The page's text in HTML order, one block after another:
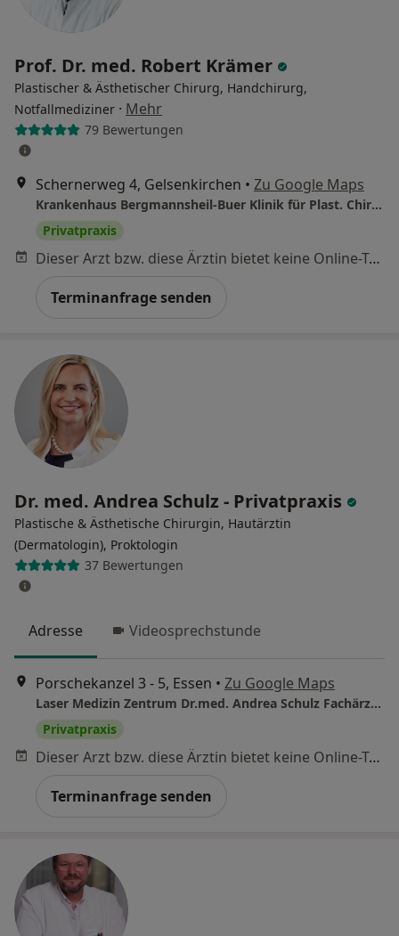
Prof. Dr. med. Robert Krämer
Plastischer & Ästhetischer Chirurg, Handchirurg,
Notfallmediziner · Mehr
79 Bewertungen
Schernerweg 4, Gelsenkirchen • Zu Google Maps
Krankenhaus Bergmannsheil-Buer Klinik für Plast. Chirurgie und Handchirurgie
Privatpraxis
Dieser Arzt bzw. diese Ärztin bietet keine Online-Terminbuchung an diesem Standort an.
Terminanfrage senden
Dr. med. Andrea Schulz - Privatpraxis
Plastische & Ästhetische Chirurgin, Hautärztin
(Dermatologin), Proktologin
37 Bewertungen
Adresse Videosprechstunde
Porschekanzel 3 - 5, Essen • Zu Google Maps
Laser Medizin Zentrum Dr.med. Andrea Schulz Fachärztin für Dermatologie
Privatpraxis
Dieser Arzt bzw. diese Ärztin bietet keine Online-Terminbuchung an diesem Standort an.
Terminanfrage senden